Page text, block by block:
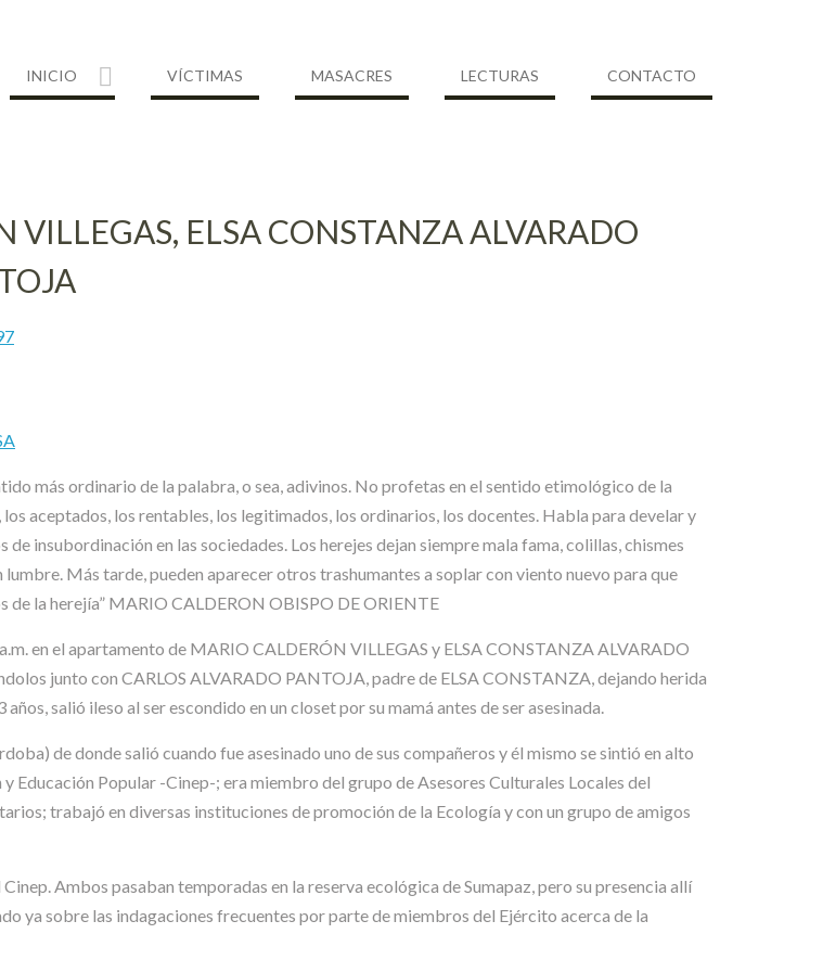
INICIO VÍCTIMAS MASACRES LECTURAS CONTACTO
ELSA CONSTANZA ALVARADO
más ordinario de la palabra, o sea, adivinos. No profetas en el sentido etimológico de la
aceptados, los rentables, los legitimados, los ordinarios, los docentes. Habla para develar y
insubordinación en las sociedades. Los herejes dejan siempre mala fama, colillas, chismes
Más tarde, pueden aparecer otros trashumantes a soplar con viento nuevo para que
de la herejía” MARIO CALDERON OBISPO DE ORIENTE
en el apartamento de MARIO CALDERÓN VILLEGAS y ELSA CONSTANZA ALVARADO
junto con CARLOS ALVARADO PANTOJA, padre de ELSA CONSTANZA, dejando herida
salió ileso al ser escondido en un closet por su mamá antes de ser asesinada.
de donde salió cuando fue asesinado uno de sus compañeros y él mismo se sintió en alto
Popular -Cinep-; era miembro del grupo de Asesores Culturales Locales del
trabajó en diversas instituciones de promoción de la Ecología y con un grupo de amigos
Ambos pasaban temporadas en la reserva ecológica de Sumapaz, pero su presencia allí
ya sobre las indagaciones frecuentes por parte de miembros del Ejército acerca de la